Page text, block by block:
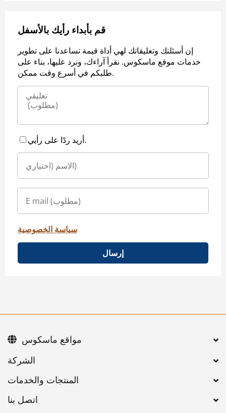
قم بأبداء رأيك بالأسفل
إن أسئلتك وتعليقاتك لهي أداة قيمة تساعدنا على تطوير
خدمات موقع ماسكوس. نقرأ آراءك، ونرد عليها، بناء على
طلبكم في أسرع وقت ممكن.
أريد ردًا على رأيي.
سياسة الخصوصية
إرسال
اتصل بنا
مواقع ماسكوس